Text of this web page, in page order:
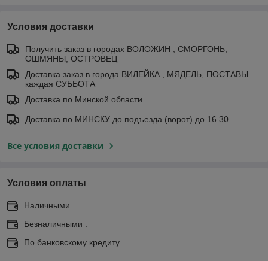
Условия доставки
Получить заказ в городах ВОЛОЖИН , СМОРГОНЬ,
ОШМЯНЫ, ОСТРОВЕЦ
Доставка заказ в города ВИЛЕЙКА , МЯДЕЛЬ, ПОСТАВЫ
каждая СУББОТА
Доставка по Минской области
Доставка по МИНСКУ до подъезда (ворот) до 16.30
Все условия доставки
Условия оплаты
Наличными
Безналичными .
По банковскому кредиту